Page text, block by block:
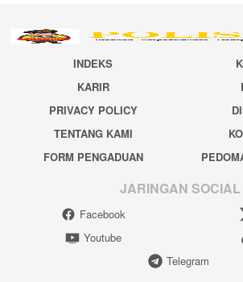
INDEKS
KARIR
PRIVACY POLICY
TENTANG KAMI
FORM PENGADUAN
JARINGAN SOCIAL
Facebook
Youtube
Telegram